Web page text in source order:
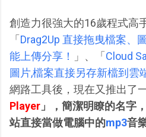
創造力很強大的16歲程式高
「 Drag2Up 直接拖曳檔案、
能上傳分享！
」、「 Cloud
圖片,檔案直接另存新檔到雲
網路工具後，現在又推出了
Player 」，簡潔明瞭的名字
站直接當做電腦中的mp3音